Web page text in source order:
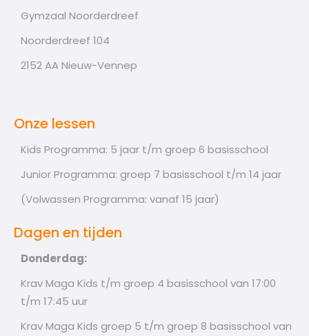
Gymzaal Noorderdreef
Noorderdreef 104
2152 AA Nieuw-Vennep
Onze lessen
Kids Programma: 5 jaar t/m groep 6 basisschool
Junior Programma: groep 7 basisschool t/m 14 jaar
(Volwassen Programma: vanaf 15 jaar)
Dagen en tijden
Donderdag:
Krav Maga Kids t/m groep 4 basisschool van 17:00
t/m 17:45 uur
Krav Maga Kids groep 5 t/m groep 8 basisschool van